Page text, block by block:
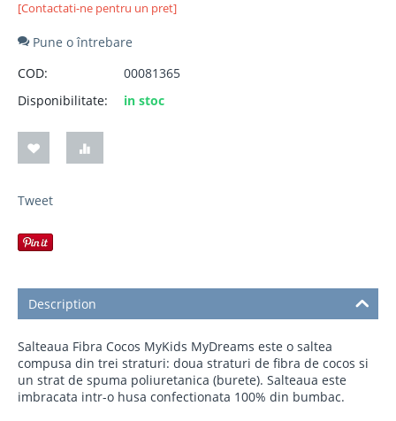
[Contactati-ne pentru un pret]
Pune o întrebare
COD:
00081365
Disponibilitate:
in stoc
Tweet
Description
Salteaua Fibra Cocos MyKids MyDreams este o saltea
compusa din trei straturi: doua straturi de fibra de cocos si
un strat de spuma poliuretanica (burete). Salteaua este
imbracata intr-o husa confectionata 100% din bumbac.